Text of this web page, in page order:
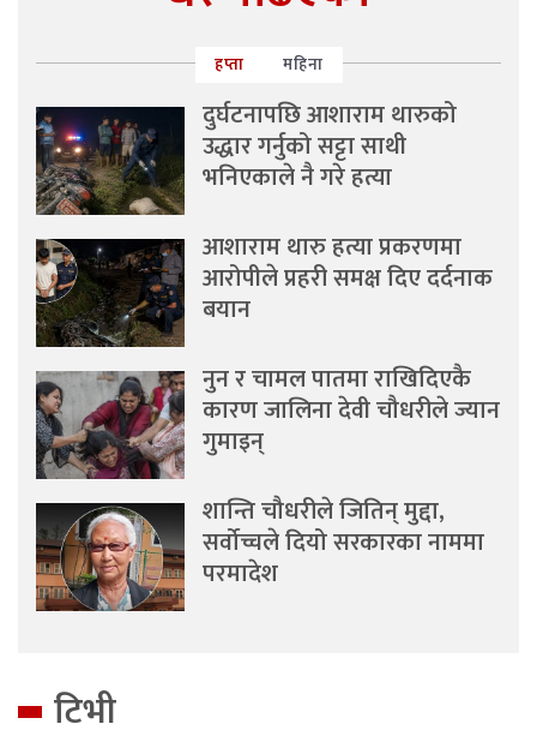
हप्ता महिना
दुर्घटनापछि आशाराम थारुको
उद्धार गर्नुको सट्टा साथी
भनिएकाले नै गरे हत्या
आशाराम थारु हत्या प्रकरणमा
आरोपीले प्रहरी समक्ष दिए दर्दनाक
बयान
नुन र चामल पातमा राखिदिएकै
कारण जालिना देवी चौधरीले ज्यान
गुमाइन्
शान्ति चौधरीले जितिन् मुद्दा,
सर्वोच्चले दियो सरकारका नाममा
परमादेश
टिभी